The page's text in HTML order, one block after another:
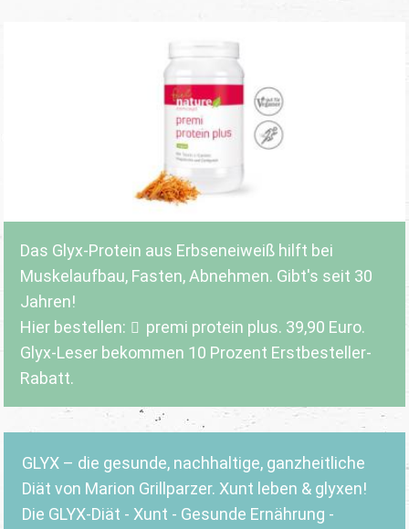
Das Glyx-Protein aus Erbseneiweiß hilft bei
Muskelaufbau, Fasten, Abnehmen. Gibt's seit 30
Jahren!
Hier bestellen:
premi protein plus. 39,90 Euro.
Glyx-Leser bekommen 10 Prozent Erstbesteller-
Rabatt.
GLYX – die gesunde, nachhaltige, ganzheitliche
Diät von Marion Grillparzer. Xunt leben & glyxen!
Die GLYX-Diät - Xunt - Gesunde Ernährung -